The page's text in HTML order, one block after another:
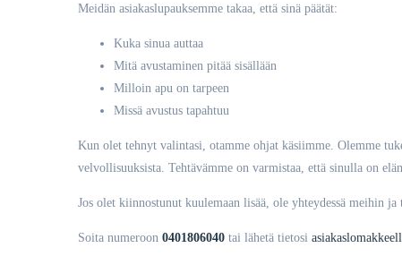
Meidän asiakaslupauksemme takaa, että sinä päätät:
Kuka sinua auttaa
Mitä avustaminen pitää sisällään
Milloin apu on tarpeen
Missä avustus tapahtuu
Kun olet tehnyt valintasi, otamme ohjat käsiimme. Olemme
velvollisuuksista. Tehtävämme on varmistaa, että sinulla on
Jos olet kiinnostunut kuulemaan lisää, ole yhteydessä meihin
Soita numeroon 0401806040 tai lähetä tietosi